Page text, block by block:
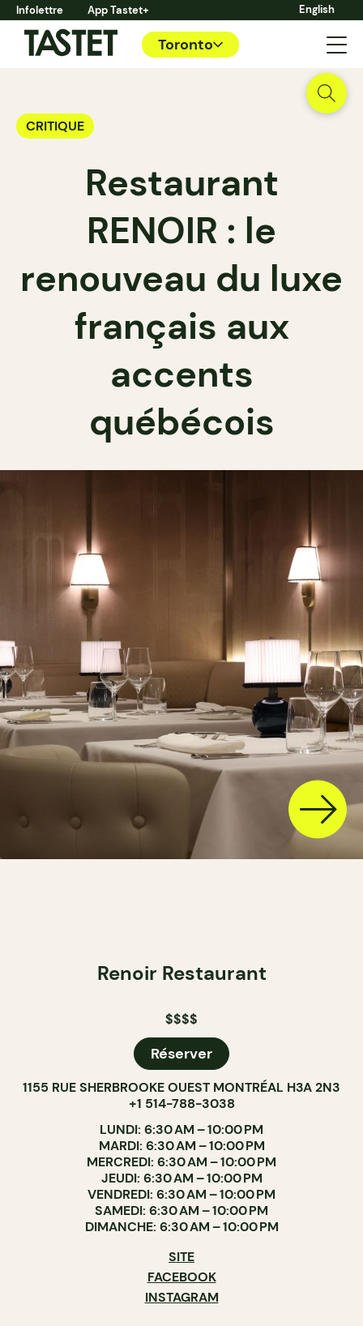
Infolettre App Tastet+ English
Toronto
CRITIQUE
Restaurant
RENOIR : le
renouveau du luxe
français aux
accents
québécois
Renoir Restaurant
$$$$
Réserver
1155 RUE SHERBROOKE OUEST MONTRÉAL H3A 2N3
+1 514-788-3038
LUNDI: 6:30 AM – 10:00 PM
MARDI: 6:30 AM – 10:00 PM
MERCREDI: 6:30 AM – 10:00 PM
JEUDI: 6:30 AM – 10:00 PM
VENDREDI: 6:30 AM – 10:00 PM
SAMEDI: 6:30 AM – 10:00 PM
DIMANCHE: 6:30 AM – 10:00 PM
SITE
FACEBOOK
INSTAGRAM